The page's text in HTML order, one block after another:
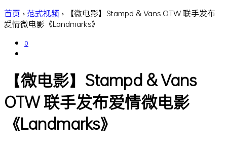
首页 ›范式视频 ›
【微电影】Stampd & Vans OTW 联手发布
爱情微电影《Landmarks》
0
【微电影】Stampd & Vans
OTW 联手发布爱情微电影
《Landmarks》